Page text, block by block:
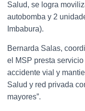
Salud, se logra
autobomba y 2
Imbabura).
Bernarda Salas,
el MSP presta
accidente vial y
Salud y red privada
mayores”.